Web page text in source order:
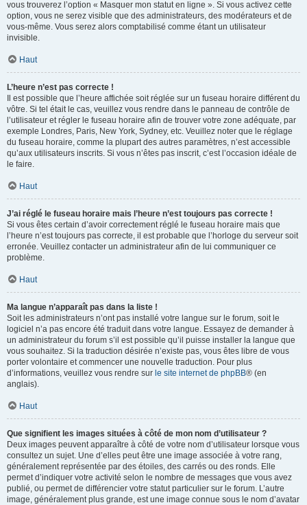
vous trouverez l’option « Masquer mon statut en ligne ». Si vous activez cette
option, vous ne serez visible que des administrateurs, des modérateurs et de
vous-même. Vous serez alors comptabilisé comme étant un utilisateur
invisible.
Haut
L’heure n’est pas correcte !
Il est possible que l’heure affichée soit réglée sur un fuseau horaire différent du
vôtre. Si tel était le cas, veuillez vous rendre dans le panneau de contrôle de
l’utilisateur et régler le fuseau horaire afin de trouver votre zone adéquate, par
exemple Londres, Paris, New York, Sydney, etc. Veuillez noter que le réglage
du fuseau horaire, comme la plupart des autres paramètres, n’est accessible
qu’aux utilisateurs inscrits. Si vous n’êtes pas inscrit, c’est l’occasion idéale de
le faire.
Haut
J’ai réglé le fuseau horaire mais l’heure n’est toujours pas correcte !
Si vous êtes certain d’avoir correctement réglé le fuseau horaire mais que
l’heure n’est toujours pas correcte, il est probable que l’horloge du serveur soit
erronée. Veuillez contacter un administrateur afin de lui communiquer ce
problème.
Haut
Ma langue n’apparaît pas dans la liste !
Soit les administrateurs n’ont pas installé votre langue sur le forum, soit le
logiciel n’a pas encore été traduit dans votre langue. Essayez de demander à
un administrateur du forum s’il est possible qu’il puisse installer la langue que
vous souhaitez. Si la traduction désirée n’existe pas, vous êtes libre de vous
porter volontaire et commencer une nouvelle traduction. Pour plus
d’informations, veuillez vous rendre sur le site internet de phpBB® (en
anglais).
Haut
Que signifient les images situées à côté de mon nom d’utilisateur ?
Deux images peuvent apparaître à côté de votre nom d’utilisateur lorsque vous
consultez un sujet. Une d’elles peut être une image associée à votre rang,
généralement représentée par des étoiles, des carrés ou des ronds. Elle
permet d’indiquer votre activité selon le nombre de messages que vous avez
publié, ou permet de différencier votre statut particulier sur le forum. L’autre
image, généralement plus grande, est une image connue sous le nom d’avatar